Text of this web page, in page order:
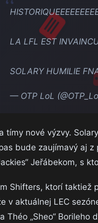
LA LFL EST
SOLARY HUMILIE
— OTP LoL
tímy nové výzvy.
bude zaujímavý aj
Jeřábekom, s
Shifters, ktorí taktiež
v aktuálnej LEC
Théo „Sheo“ Borileho